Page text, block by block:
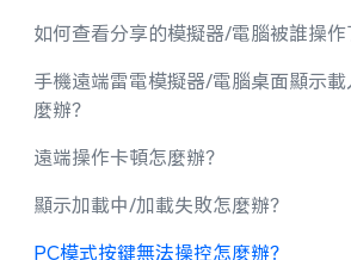
如何查看分享的模擬器/電腦被誰操作
手機遠端雷電模擬器/電腦桌面顯示
麼辦？
遠端操作卡頓怎麼辦？
顯示加載中/加載失敗怎麼辦？
PC模式按鍵無法操控怎麼辦？